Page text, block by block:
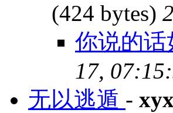
(424 bytes)
你说的
17,
无以逃遁 -